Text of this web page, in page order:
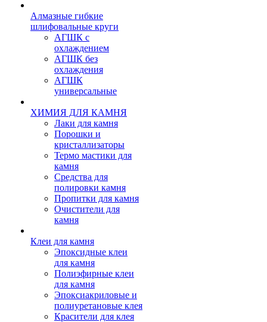
Алмазные гибкие
шлифовальные круги
АГШК с
охлаждением
АГШК без
охлаждения
АГШК
универсальные
ХИМИЯ ДЛЯ КАМНЯ
Лаки для камня
Порошки и
кристаллизаторы
Термо мастики для
камня
Средства для
полировки камня
Пропитки для камня
Очистители для
камня
Клеи для камня
Эпоксидные клеи
для камня
Полиэфирные клеи
для камня
Эпоксиакриловые и
полиуретановые клея
Красители для клея